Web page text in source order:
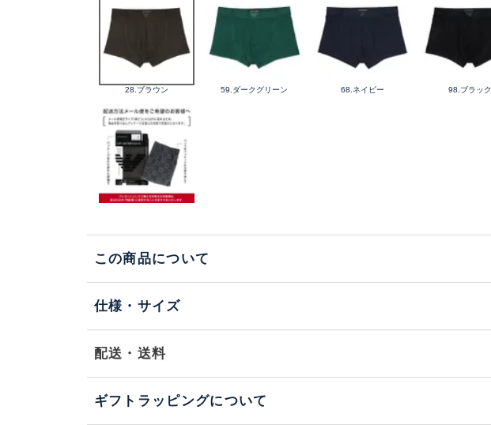
28.ブラウン 59.ダークグリーン 68.ネイビー 98.ブラック
この商品について
仕様・サイズ
配送・送料
ギフトラッピングについて